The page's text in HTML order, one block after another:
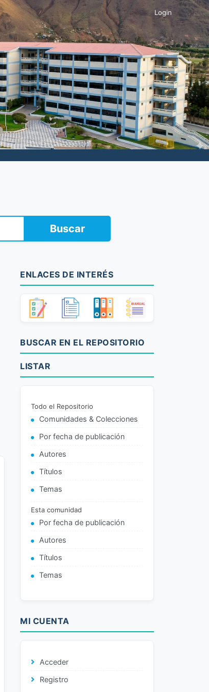
Login
Buscar
ENLACES DE INTERÉS
BUSCAR EN EL REPOSITORIO
LISTAR
Todo el Repositorio
Comunidades & Colecciones
Por fecha de publicación
Autores
Títulos
Temas
Esta comunidad
Por fecha de publicación
Autores
Títulos
Temas
MI CUENTA
Acceder
Registro